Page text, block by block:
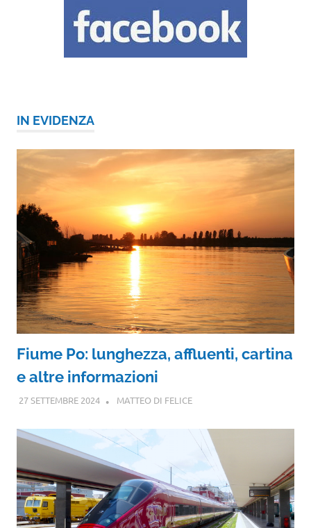
IN EVIDENZA
Fiume Po: lunghezza, affluenti, cartina
e altre informazioni
27 SETTEMBRE 2024 MATTEO DI FELICE